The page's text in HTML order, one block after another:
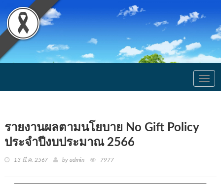
รายงานผลตามนโยบาย No Gift Policy
ประจำปีงบประมาณ 2566
13 มี.ค. 2567 by admin 7977